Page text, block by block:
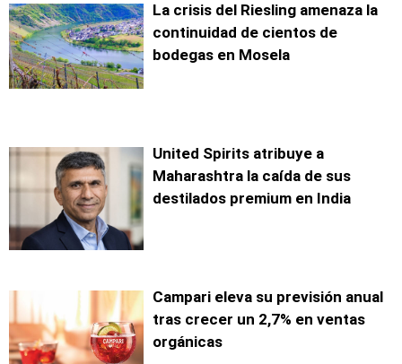
La crisis del Riesling amenaza la
continuidad de cientos de
bodegas en Mosela
United Spirits atribuye a
Maharashtra la caída de sus
destilados premium en India
Campari eleva su previsión anual
tras crecer un 2,7% en ventas
orgánicas